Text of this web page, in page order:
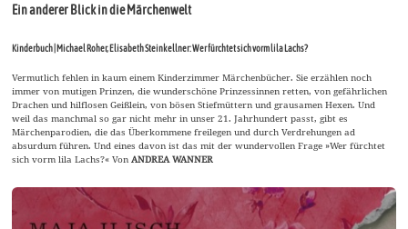
Ein anderer Blick in die Märchenwelt
Kinderbuch | Michael Roher, Elisabeth Steinkellner: Wer fürchtet sich vorm lila Lachs?
Vermutlich fehlen in kaum einem Kinderzimmer Märchenbücher. Sie erzählen noch
immer von mutigen Prinzen, die wunderschöne Prinzessinnen retten, von gefährlichen
Drachen und hilflosen Geißlein, von bösen Stiefmüttern und grausamen Hexen. Und
weil das manchmal so gar nicht mehr in unser 21. Jahrhundert passt, gibt es
Märchenparodien, die das Überkommene freilegen und durch Verdrehungen ad
absurdum führen. Und eines davon ist das mit der wundervollen Frage »Wer fürchtet
sich vorm lila Lachs?« VonANDREA WANNER